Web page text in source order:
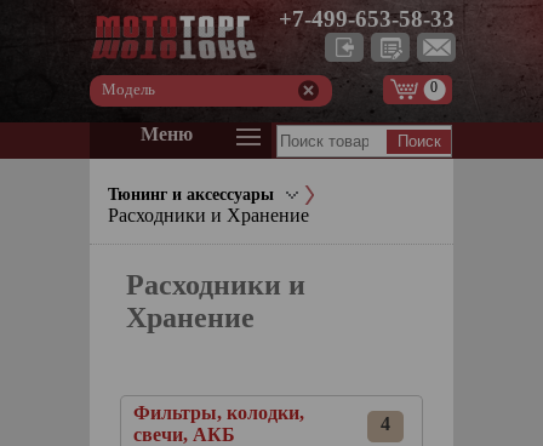
+7-499-653-58-33
Модель 0
Меню
Тюнинг и аксессуары
Расходники и Хранение
Расходники и
Хранение
Фильтры, колодки,
свечи, АКБ
4